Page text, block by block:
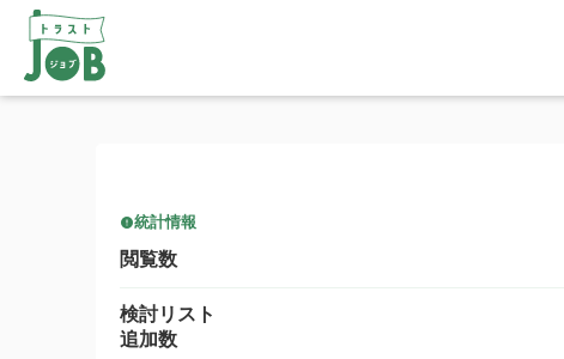
統計情報
閲覧数
検討リスト
追加数